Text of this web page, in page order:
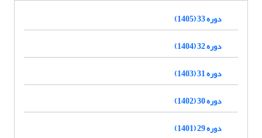
دوره 33 (1405)
دوره 32 (1404)
دوره 31 (1403)
دوره 30 (1402)
دوره 29 (1401)